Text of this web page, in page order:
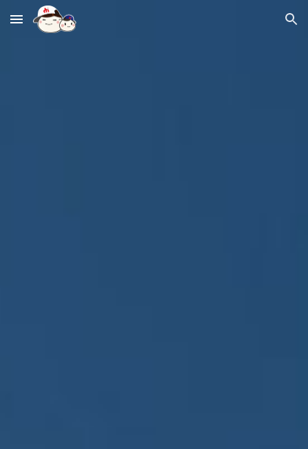
Skip to main content Skip to navigation